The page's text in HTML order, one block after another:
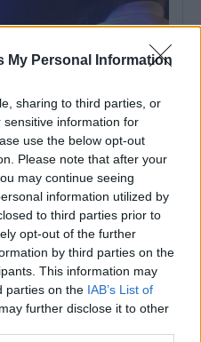
My Personal Information
sharing to third parties, or
information for
use the below opt-out
Please note that after your
may continue seeing
information utilized by
to third parties prior to
opt-out of the further
by third parties on the
This information may
parties on the IAB’s List of
further disclose it to other
de morte durante desacatos
sofreu ferimentos
ao...